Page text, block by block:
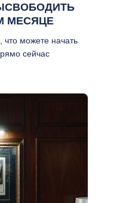
МЕСЯЦЕ
что можете начать
сейчас